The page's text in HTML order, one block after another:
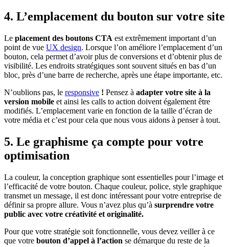
4. L’emplacement du bouton sur votre site
Le placement des boutons CTA est extrêmement important d’un
point de vue UX design. Lorsque l’on améliore l’emplacement d’un
bouton, cela permet d’avoir plus de conversions et d’obtenir plus de
visibilité. Les endroits stratégiques sont souvent situés en bas d’un
bloc, près d’une barre de recherche, après une étape importante, etc.
N’oublions pas, le responsive ! Pensez à adapter votre site à la
version mobile et ainsi les calls to action doivent également être
modifiés. L’emplacement varie en fonction de la taille d’écran de
votre média et c’est pour cela que nous vous aidons à penser à tout.
5. Le graphisme ça compte pour votre
optimisation
La couleur, la conception graphique sont essentielles pour l’image et
l’efficacité de votre bouton. Chaque couleur, police, style graphique
transmet un message, il est donc intéressant pour votre entreprise de
définir sa propre allure. Vous n’avez plus qu’à surprendre votre
public avec votre créativité et originalité.
Pour que votre stratégie soit fonctionnelle, vous devez veiller à ce
que votre bouton d’appel à l’action se démarque du reste de la